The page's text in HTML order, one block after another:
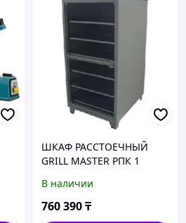
ШКАФ РАССТОЕЧНЫЙ
GRILL MASTER РПК 1
В наличии
760 390₸